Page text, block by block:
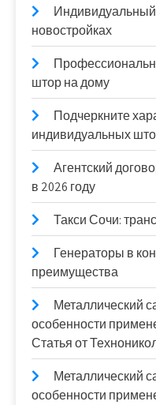
новостройках
штор на дому
Подчеркните
индивидуальных
Агентский
в 2026 году
Такси Сочи:
Генераторы в
преимущества
Металлический
особенности
Статья от
Металлический
особенности